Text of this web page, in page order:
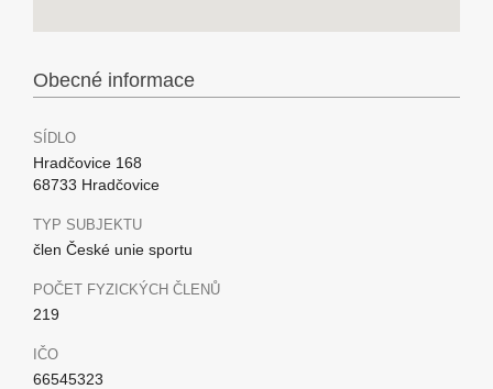
Obecné informace
SÍDLO
Hradčovice 168
68733 Hradčovice
TYP SUBJEKTU
člen České unie sportu
POČET FYZICKÝCH ČLENŮ
219
IČO
66545323